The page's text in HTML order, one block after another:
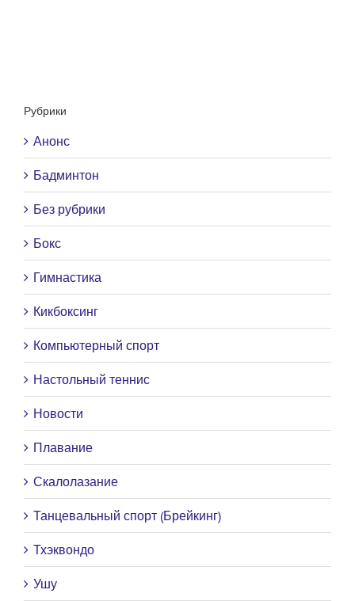
Рубрики
Анонс
Бадминтон
Без рубрики
Бокс
Гимнастика
Кикбоксинг
Компьютерный спорт
Настольный теннис
Новости
Плавание
Скалолазание
Танцевальный спорт (Брейкинг)
Тхэквондо
Ушу